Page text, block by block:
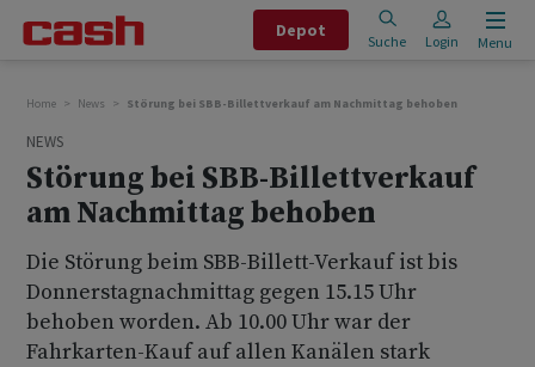
Depot
Suche Login Menu
Home News Störung bei SBB-Billettverkauf am Nachmittag behoben
NEWS
Störung bei SBB-Billettverkauf
am Nachmittag behoben
Die Störung beim SBB-Billett-Verkauf ist bis
Donnerstagnachmittag gegen 15.15 Uhr
behoben worden. Ab 10.00 Uhr war der
Fahrkarten-Kauf auf allen Kanälen stark